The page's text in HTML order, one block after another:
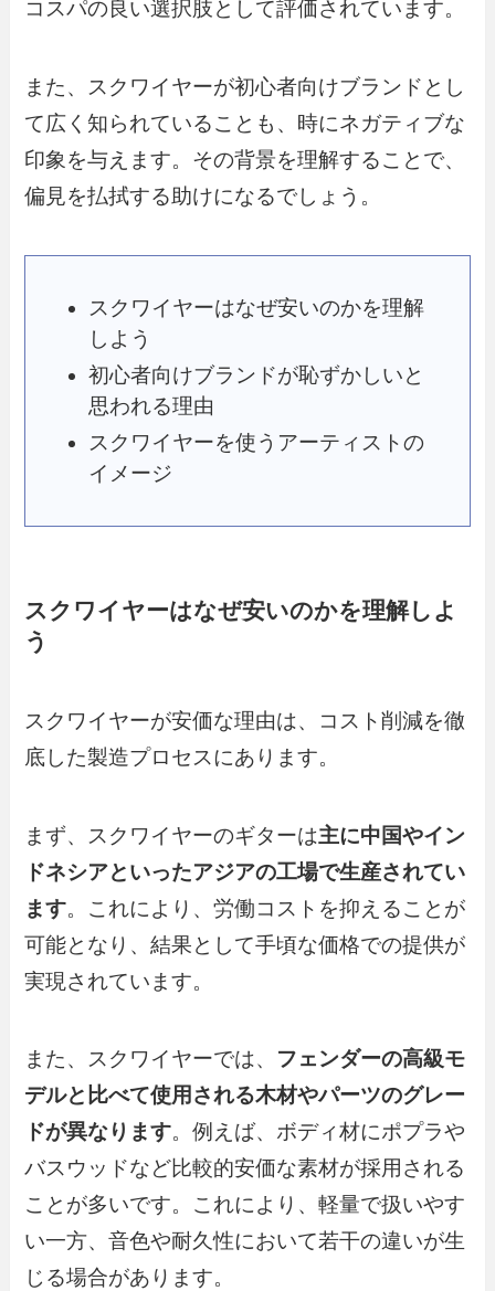
コスパの良い選択肢として評価されています。
また、スクワイヤーが初心者向けブランドとし
て広く知られていることも、時にネガティブな
印象を与えます。その背景を理解することで、
偏見を払拭する助けになるでしょう。
スクワイヤーはなぜ安いのかを理解
しよう
初心者向けブランドが恥ずかしいと
思われる理由
スクワイヤーを使うアーティストの
イメージ
スクワイヤーはなぜ安いのかを理解しよ
う
スクワイヤーが安価な理由は、コスト削減を徹
底した製造プロセスにあります。
まず、スクワイヤーのギターは主に中国やイン
ドネシアといったアジアの工場で生産されてい
ます。これにより、労働コストを抑えることが
可能となり、結果として手頃な価格での提供が
実現されています。
また、スクワイヤーでは、 フェンダーの高級モ
デルと比べて使用される木材やパーツのグレー
ドが異なります。例えば、ボディ材にポプラや
バスウッドなど比較的安価な素材が採用される
ことが多いです。これにより、軽量で扱いやす
い一方、音色や耐久性において若干の違いが生
じる場合があります。